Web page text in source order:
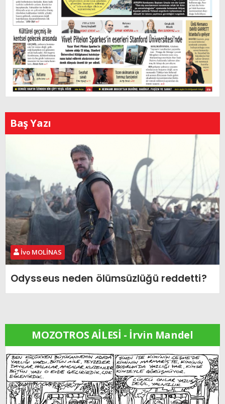
Baş Yazı
İvo MOLİNAS
Odysseus neden ölümsüzlüğü reddetti?
MOZOTROS AİLESİ - İrvin Mandel